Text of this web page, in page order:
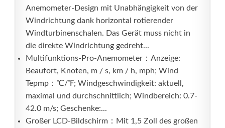
Anemometer-Design mit Unabhängigkeit von der
Windrichtung dank horizontal rotierender
Windturbinenschalen. Das Gerät muss nicht in
die direkte Windrichtung gedreht...
Multifunktions-Pro-Anemometer：Anzeige:
Beaufort, Knoten, m / s, km / h, mph; Wind
Tepmp：℃/℉; Windgeschwindigkeit: aktuell,
maximal und durchschnittlich; Windbereich: 0.7-
42.0 m/s; Geschenke:...
Großer LCD-Bildschirm：Mit 1,5 Zoll des großen